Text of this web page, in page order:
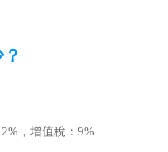
，增值稅：9%